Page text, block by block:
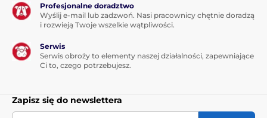
Pielęgnacja sierści psa Szampony
Szampony
Profesjonalne doradztwo
Wyślij e-mail lub zadzwoń. Nasi pracownicy chętnie doradzą
i rozwieją Twoje wszelkie wątpliwości.
Serwis
Serwis obroży to elementy naszej działalności, zapewniające
Ci to, czego potrzebujesz.
Zapisz się do newslettera